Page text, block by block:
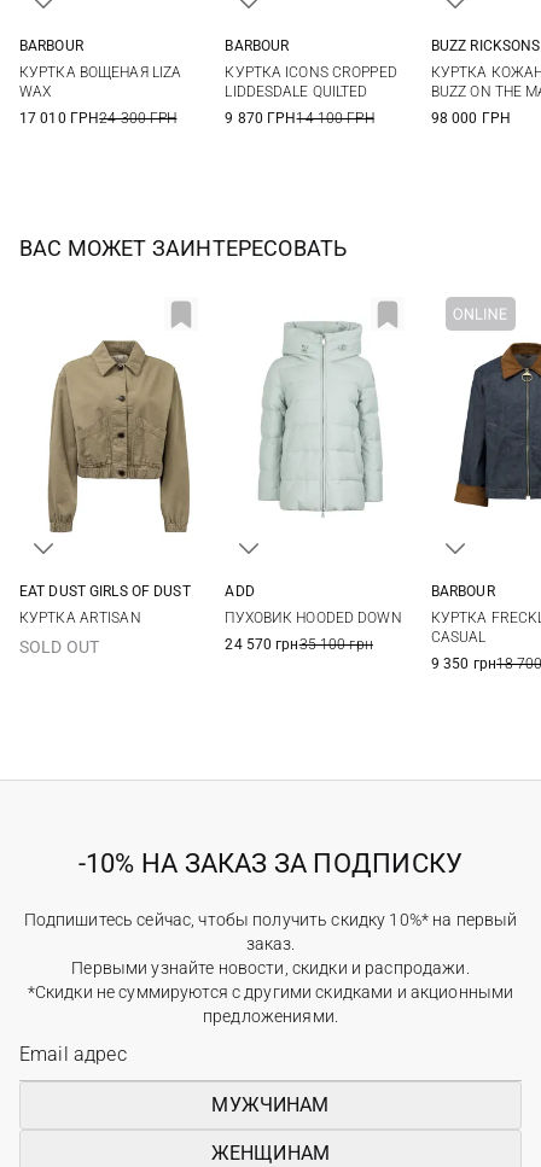
BARBOUR
КУРТКА ВОЩЕНАЯ LIZA
WAX
17 010 ГРН24 300 ГРН
16
BARBOUR
КУРТКА ICONS CROPPED
LIDDESDALE QUILTED
9 870 ГРН14 100 ГРН
BUZZ RICKSONS
КУРТКА
BUZZ ON THE
98 000 ГРН
ВАС МОЖЕТ ЗАИНТЕРЕСОВАТЬ
EAT DUST GIRLS OF DUST
КУРТКА ARTISAN
SOLD OUT
ADD
ПУХОВИК HOODED DOWN
24 570 грн35 100 грн
14
BARBOUR
КУРТКА
CASUAL
9 350 грн18
-10% НА ЗАКАЗ ЗА ПОДПИСКУ
Подпишитесь сейчас, чтобы получить скидку 10%* на первый
заказ.
Первыми узнайте новости, скидки и распродажи.
*Скидки не суммируются с другими скидками и акционными
предложениями.
МУЖЧИНАМ
ЖЕНЩИНАМ